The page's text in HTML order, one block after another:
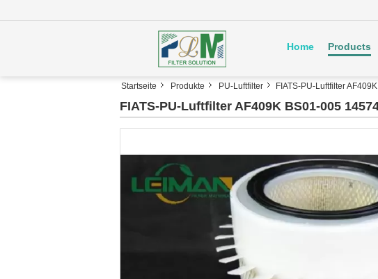
Home Products
Startseite Produkte PU-Luftfilter FIATS-PU-Luftfilter
FIATS-PU-Luftfilter AF409K BS01-005